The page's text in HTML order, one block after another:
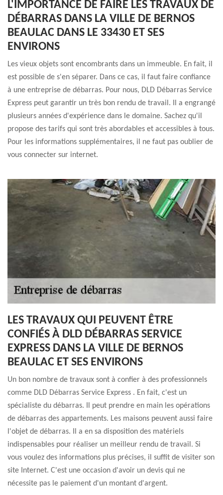
L'IMPORTANCE DE FAIRE LES TRAVAUX DE
DÉBARRAS DANS LA VILLE DE BERNOS
BEAULAC DANS LE 33430 ET SES
ENVIRONS
Les vieux objets sont encombrants dans un immeuble. En fait, il
est possible de s'en séparer. Dans ce cas, il faut faire confiance
à une entreprise de débarras. Pour nous, DLD Débarras Service
Express peut garantir un très bon rendu de travail. Il a engrangé
plusieurs années d'expérience dans le domaine. Sachez qu'il
propose des tarifs qui sont très abordables et accessibles à tous.
Pour les informations supplémentaires, il ne faut pas oublier de
vous connecter sur internet.
LES TRAVAUX QUI PEUVENT ÊTRE
CONFIÉS À DLD DÉBARRAS SERVICE
EXPRESS DANS LA VILLE DE BERNOS
BEAULAC ET SES ENVIRONS
Un bon nombre de travaux sont à confier à des professionnels
comme DLD Débarras Service Express . En fait, c'est un
spécialiste du débarras. Il peut prendre en main les opérations
de débarras des appartements. Les maisons peuvent aussi faire
l'objet de débarras. Il a en sa disposition des matériels
indispensables pour réaliser un meilleur rendu de travail. Si
vous voulez des informations plus précises, il suffit de visiter son
site Internet. C'est une occasion d'avoir un devis qui ne
nécessite pas le paiement d'un montant d'argent.